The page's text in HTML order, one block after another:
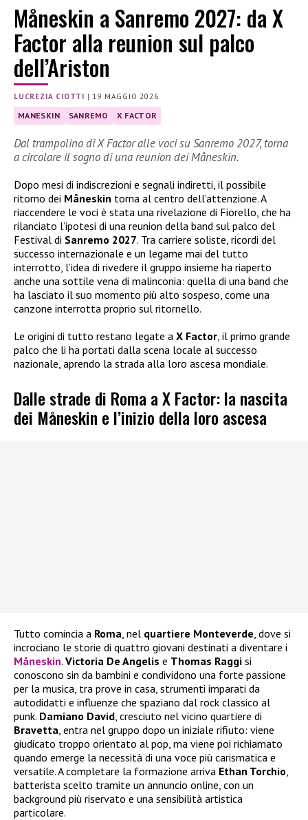
Måneskin a Sanremo 2027: da X
Factor alla reunion sul palco
dell’Ariston
LUCREZIA CIOTTI | 19 MAGGIO 2026
MANESKIN SANREMO X FACTOR
Dal trampolino di X Factor alle voci su Sanremo 2027, torna
a circolare il sogno di una reunion dei Måneskin.
Dopo mesi di indiscrezioni e segnali indiretti, il possibile
ritorno dei Måneskin torna al centro dell’attenzione. A
riaccendere le voci è stata una rivelazione di Fiorello, che ha
rilanciato l’ipotesi di una reunion della band sul palco del
Festival di Sanremo 2027. Tra carriere soliste, ricordi del
successo internazionale e un legame mai del tutto
interrotto, l’idea di rivedere il gruppo insieme ha riaperto
anche una sottile vena di malinconia: quella di una band che
ha lasciato il suo momento più alto sospeso, come una
canzone interrotta proprio sul ritornello.
Le origini di tutto restano legate a X Factor , il primo grande
palco che li ha portati dalla scena locale al successo
nazionale, aprendo la strada alla loro ascesa mondiale.
Dalle strade di Roma a X Factor: la nascita
dei Måneskin e l’inizio della loro ascesa
Tutto comincia a Roma , nel quartiere Monteverde , dove si
incrociano le storie di quattro giovani destinati a diventare i
Måneskin. Victoria De Angelis e Thomas Raggi si
conoscono sin da bambini e condividono una forte passione
per la musica, tra prove in casa, strumenti imparati da
autodidatti e influenze che spaziano dal rock classico al
punk. Damiano David , cresciuto nel vicino quartiere di
Bravetta , entra nel gruppo dopo un iniziale rifiuto: viene
giudicato troppo orientato al pop, ma viene poi richiamato
quando emerge la necessità di una voce più carismatica e
versatile. A completare la formazione arriva Ethan Torchio
batterista scelto tramite un annuncio online, con un
background più riservato e una sensibilità artistica
particolare.